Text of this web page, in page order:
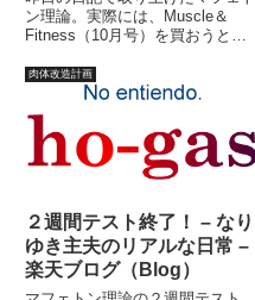
ン理論。実際には、Muscle＆
Fitness（10月号）を買おうと思
ので（売ってんの見たことない
が）聞いた事はないけど体脂肪を
燃やす体になるなら読んでみる
か！というノリで購入した...
肉体改造計画
２週間テスト終了！ – なり
ゆき主夫のリアルな日常 –
楽天ブログ（Blog）